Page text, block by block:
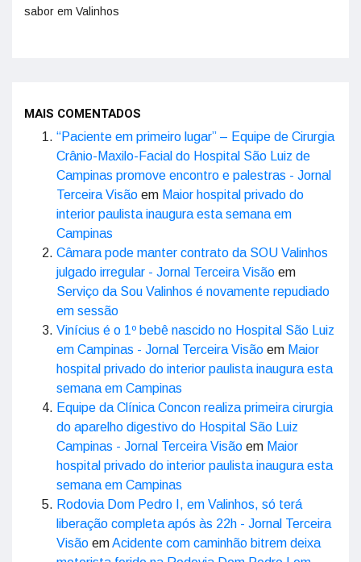
sabor em Valinhos
MAIS COMENTADOS
“Paciente em primeiro lugar” – Equipe de Cirurgia
Crânio-Maxilo-Facial do Hospital São Luiz de
Campinas promove encontro e palestras - Jornal
Terceira Visão em Maior hospital privado do
interior paulista inaugura esta semana em
Campinas
Câmara pode manter contrato da SOU Valinhos
julgado irregular - Jornal Terceira Visão em
Serviço da Sou Valinhos é novamente repudiado
em sessão
Vinícius é o 1º bebê nascido no Hospital São Luiz
em Campinas - Jornal Terceira Visão em Maior
hospital privado do interior paulista inaugura esta
semana em Campinas
Equipe da Clínica Concon realiza primeira cirurgia
do aparelho digestivo do Hospital São Luiz
Campinas - Jornal Terceira Visão em Maior
hospital privado do interior paulista inaugura esta
semana em Campinas
Rodovia Dom Pedro I, em Valinhos, só terá
liberação completa após às 22h - Jornal Terceira
Visão emAcidente com caminhão bitrem deixa